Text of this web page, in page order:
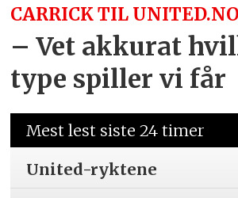
CARRICK TIL
– Vet akkurat
type spiller vi får
Mest lest siste 24 timer
United-ryktene